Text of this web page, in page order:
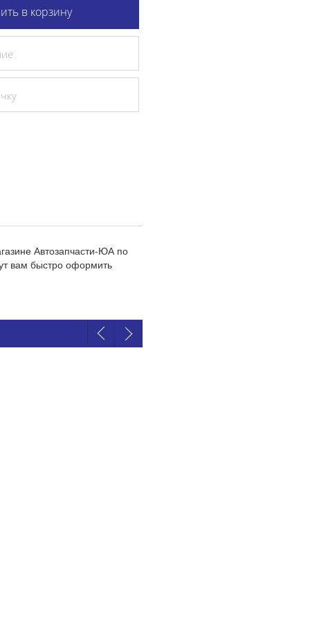
в корзину
Автозапчасти-ЮА по
вам быстро оформить